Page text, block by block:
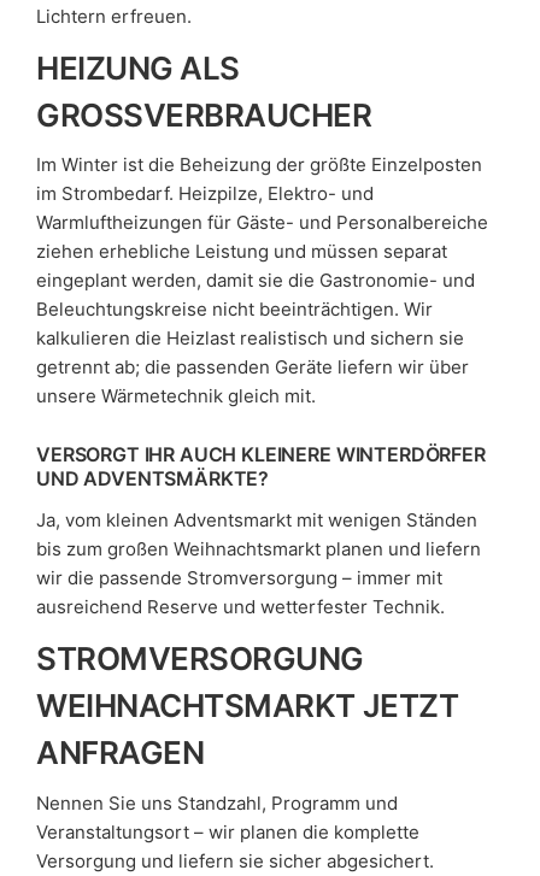
Lichtern erfreuen.
HEIZUNG ALS
GROSSVERBRAUCHER
Im Winter ist die Beheizung der größte Einzelposten
im Strombedarf. Heizpilze, Elektro- und
Warmluftheizungen für Gäste- und Personalbereiche
ziehen erhebliche Leistung und müssen separat
eingeplant werden, damit sie die Gastronomie- und
Beleuchtungskreise nicht beeinträchtigen. Wir
kalkulieren die Heizlast realistisch und sichern sie
getrennt ab; die passenden Geräte liefern wir über
unsere Wärmetechnik gleich mit.
VERSORGT IHR AUCH KLEINERE WINTERDÖRFER
UND ADVENTSMÄRKTE?
Ja, vom kleinen Adventsmarkt mit wenigen Ständen
bis zum großen Weihnachtsmarkt planen und liefern
wir die passende Stromversorgung – immer mit
ausreichend Reserve und wetterfester Technik.
STROMVERSORGUNG
WEIHNACHTSMARKT JETZT
ANFRAGEN
Nennen Sie uns Standzahl, Programm und
Veranstaltungsort – wir planen die komplette
Versorgung und liefern sie sicher abgesichert.